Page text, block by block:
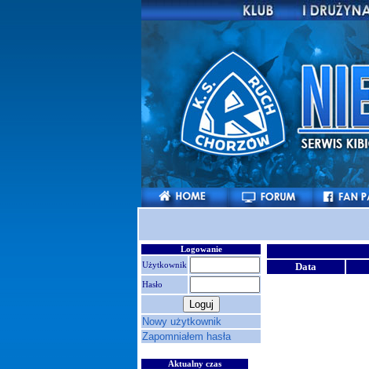
Logowanie
Użytkownik
Hasło
Nowy użytkownik
Zapomniałem hasła
Aktualny czas
Data